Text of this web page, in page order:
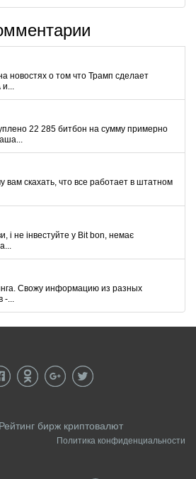
новостях о том что Трамп сделает
и...
22 285 битбон на сумму примерно
вам скахать, что все работает в штатном
і не інвестуйте у Bit bon, немає
Свожу информацию из разных
-...
бирж криптовалют
Политика конфиденциальности